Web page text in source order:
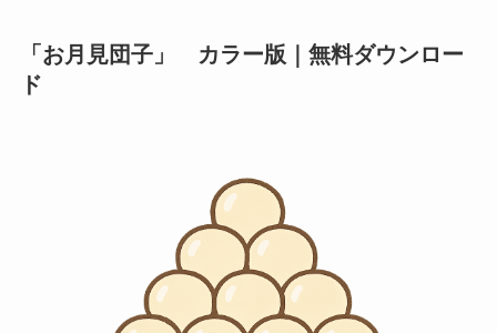
「お月見団子」 カラー版｜無料ダウンロー
ド